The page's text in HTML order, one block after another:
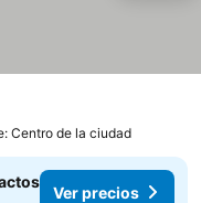
Centro de la ciudad
Ver precios